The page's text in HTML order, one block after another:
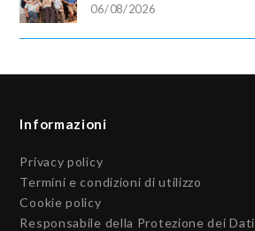
06/08/2026
Informazioni
Privacy policy
Termini e condizioni di utilizzo
Cookie policy
Responsabile della Protezione dei Dati